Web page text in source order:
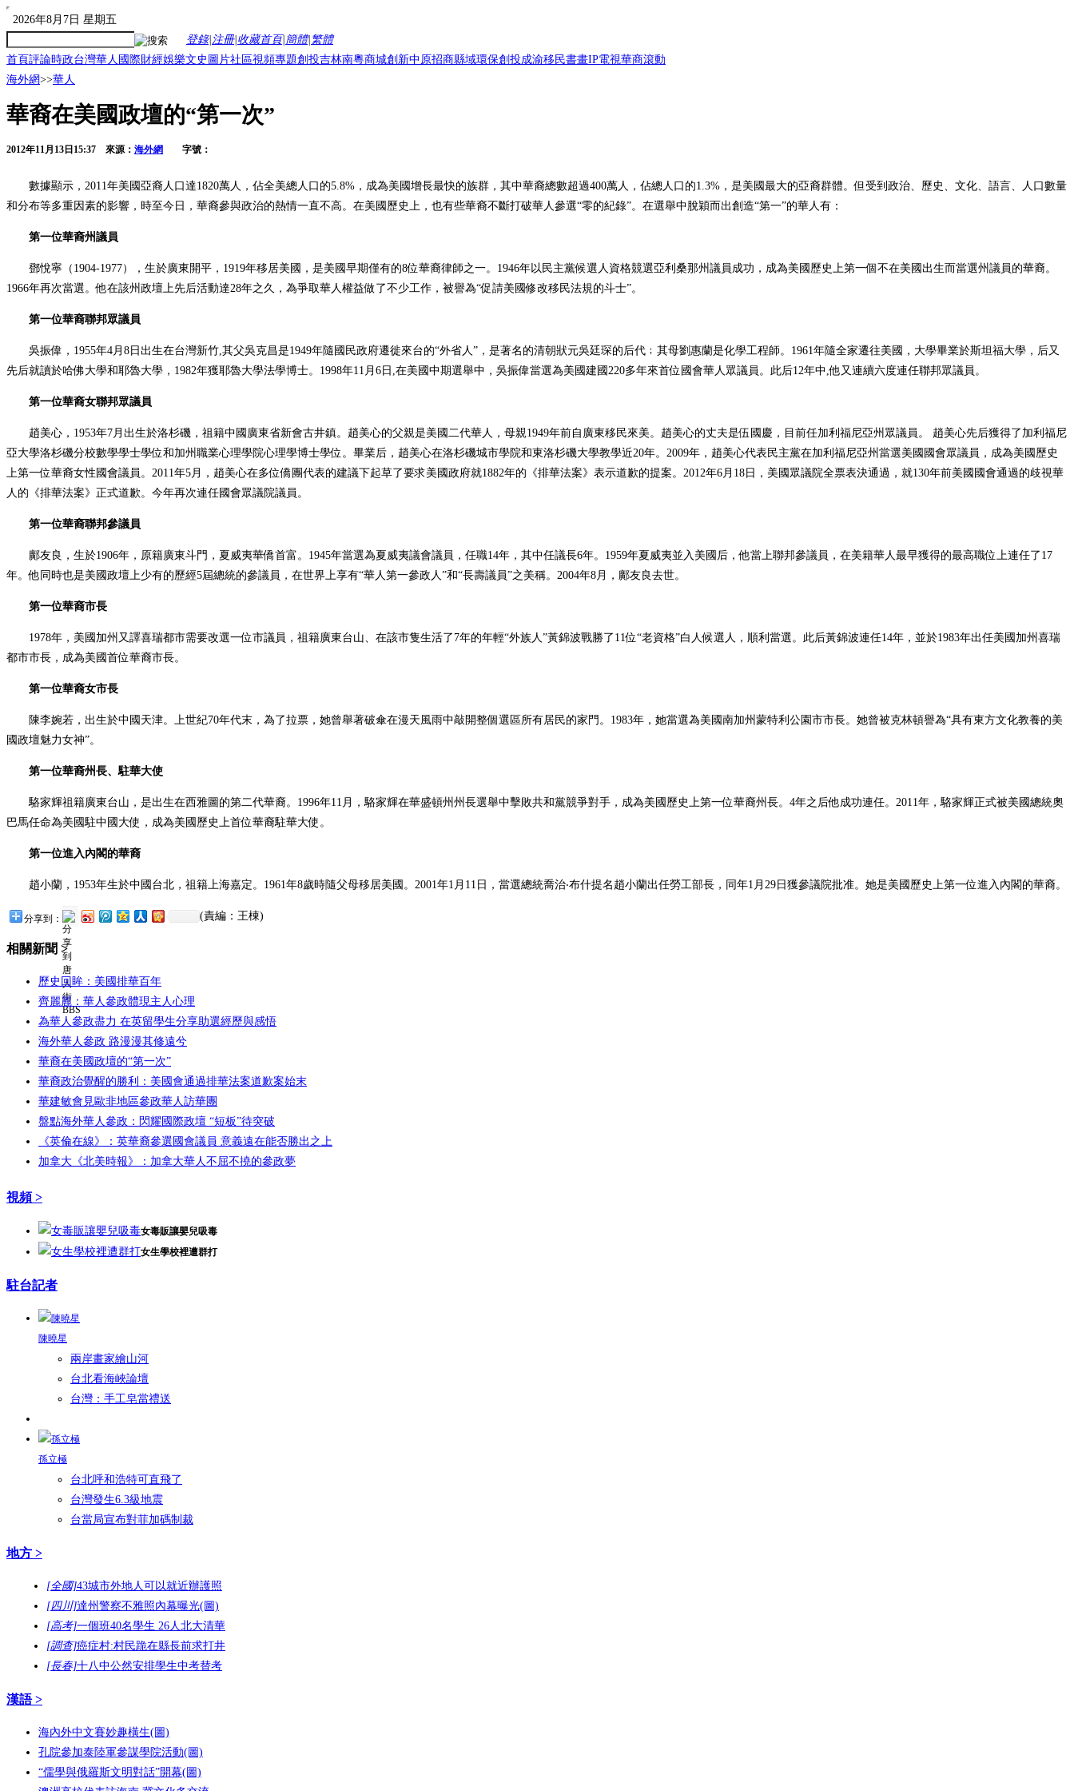
2026年8月7日 星期五
登錄| 注冊| 收藏首頁 簡體| 繁體
首頁評論時政台灣華人 國際財經娛樂文史 圖片社區視頻專題創投吉林南粵商城創新中原招商縣域環保創投成渝移民書畫IP電視華商滾動
海外網>>華人
華裔在美國政壇的“第一次”
2012年11月13日15:37 來源： 海外網 字號：
數據顯示，2011年美國亞裔人口達1820萬人，佔全美總人口的5.8%，成為美國增長最快的族群，其中華裔總數超過400萬人，佔總人口的1.3%，是美國最大的亞裔群體。但受到政治、歷史、文化、語言、人口數量
和分布等多重因素的影響，時至今日，華裔參與政治的熱情一直不高。在美國歷史上，也有些華裔不斷打破華人參選“零的紀錄”。在選舉中脫穎而出創造“第一”的華人有：
第一位華裔州議員
鄧悅寧（1904-1977），生於廣東開平，1919年移居美國，是美國早期僅有的8位華裔律師之一。1946年以民主黨候選人資格競選亞利桑那州議員成功，成為美國歷史上第一個不在美國出生而當選州議員的華裔。
1966年再次當選。他在該州政壇上先后活動達28年之久，為爭取華人權益做了不少工作，被譽為“促請美國修改移民法規的斗士”。
第一位華裔聯邦眾議員
吳振偉，1955年4月8日出生在台灣新竹,其父吳克昌是1949年隨國民政府遷徙來台的“外省人”，是著名的清朝狀元吳廷琛的后代﹔其母劉惠蘭是化學工程師。1961年隨全家遷往美國，大學畢業於斯坦福大學，后又
先后就讀於哈佛大學和耶魯大學，1982年獲耶魯大學法學博士。1998年11月6日,在美國中期選舉中，吳振偉當選為美國建國220多年來首位國會華人眾議員。此后12年中,他又連續六度連任聯邦眾議員。
第一位華裔女聯邦眾議員
趙美心，1953年7月出生於洛杉磯，祖籍中國廣東省新會古井鎮。趙美心的父親是美國二代華人，母親1949年前自廣東移民來美。趙美心的丈夫是伍國慶，目前任加利福尼亞州眾議員。 趙美心先后獲得了加利福尼
亞大學洛杉磯分校數學學士學位和加州職業心理學院心理學博士學位。畢業后，趙美心在洛杉磯城市學院和東洛杉磯大學教學近20年。2009年，趙美心代表民主黨在加利福尼亞州當選美國國會眾議員，成為美國歷史
上第一位華裔女性國會議員。2011年5月，趙美心在多位僑團代表的建議下起草了要求美國政府就1882年的《排華法案》表示道歉的提案。2012年6月18日，美國眾議院全票表決通過，就130年前美國國會通過的歧視華
人的《排華法案》正式道歉。今年再次連任國會眾議院議員。
第一位華裔聯邦參議員
鄺友良，生於1906年，原籍廣東斗門，夏威夷華僑首富。1945年當選為夏威夷議會議員，任職14年，其中任議長6年。1959年夏威夷並入美國后，他當上聯邦參議員，在美籍華人最早獲得的最高職位上連任了17
年。他同時也是美國政壇上少有的歷經5屆總統的參議員，在世界上享有“華人第一參政人”和“長壽議員”之美稱。2004年8月，鄺友良去世。
第一位華裔市長
1978年，美國加州又譯喜瑞都市需要改選一位市議員，祖籍廣東台山、在該市隻生活了7年的年輕“外族人”黃錦波戰勝了11位“老資格”白人候選人，順利當選。此后黃錦波連任14年，並於1983年出任美國加州喜瑞
都市市長，成為美國首位華裔市長。
第一位華裔女市長
陳李婉若，出生於中國天津。上世紀70年代末，為了拉票，她曾舉著破傘在漫天風雨中敲開整個選區所有居民的家門。1983年，她當選為美國南加州蒙特利公園市市長。她曾被克林頓譽為“具有東方文化教養的美
國政壇魅力女神”。
第一位華裔州長、駐華大使
駱家輝祖籍廣東台山，是出生在西雅圖的第二代華裔。1996年11月，駱家輝在華盛頓州州長選舉中擊敗共和黨競爭對手，成為美國歷史上第一位華裔州長。4年之后他成功連任。2011年，駱家輝正式被美國總統奧
巴馬任命為美國駐中國大使，成為美國歷史上首位華裔駐華大使。
第一位進入內閣的華裔
趙小蘭，1953年生於中國台北，祖籍上海嘉定。1961年8歲時隨父母移居美國。2001年1月11日，當選總統喬治‧布什提名趙小蘭出任勞工部長，同年1月29日獲參議院批准。她是美國歷史上第一位進入內閣的華裔。
分享到： (責編：王棟)
相關新聞 >
歷史回眸：美國排華百年
齊麗麗：華人參政體現主人心理
為華人參政盡力 在英留學生分享助選經歷與感悟
海外華人參政 路漫漫其修遠兮
華裔在美國政壇的“第一次”
華裔政治覺醒的勝利：美國會通過排華法案道歉案始末
華建敏會見歐非地區參政華人訪華團
盤點海外華人參政：閃耀國際政壇 “短板”待突破
《英倫在線》：英華裔參選國會議員 意義遠在能否勝出之上
加拿大《北美時報》：加拿大華人不屈不撓的參政夢
視頻 >
女毒販讓嬰兒吸毒
女生學校裡遭群打
駐台記者
陳曉星
兩岸畫家繪山河
台北看海峽論壇
台灣：手工皂當禮送
孫立極
台北呼和浩特可直飛了
台灣發生6.3級地震
台當局宣布對菲加碼制裁
地方 >
[全國]43城市外地人可以就近辦護照
[四川]達州警察不雅照內幕曝光(圖)
[高考]一個班40名學生 26人北大清華
[調查]癌症村:村民跪在縣長前求打井
[長春]十八中公然安排學生中考替考
漢語 >
海內外中文賽妙趣橫生(圖)
孔院參加泰陸軍參謀學院活動(圖)
“儒學與俄羅斯文明對話”開幕(圖)